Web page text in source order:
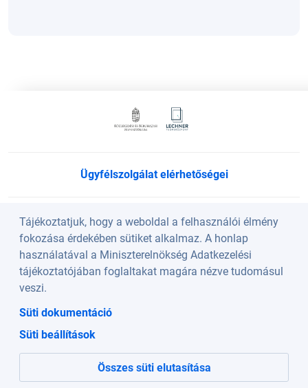
Tájékoztatjuk, hogy a weboldal a felhasználói élmény
fokozása érdekében sütiket alkalmaz. A honlap
használatával a Miniszterelnökség Adatkezelési
tájékoztatójában foglaltakat magára nézve tudomásul
veszi.
Süti dokumentáció
Süti beállítások
Összes süti elutasítása
Ügyfélszolgálat elérhetőségei
Süti beállítások
Köszöntő
A weboldalt a Lechner Nonprofit Kft. üzemelteti a